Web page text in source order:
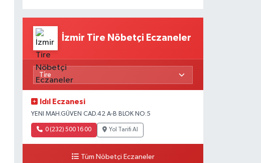
İzmir Tire Nöbetçi Eczaneler
Idıl Eczanesi
YENI MAH.GÜVEN CAD.42 A-B BLOK NO:5
0 (232) 500 16 00 Yol Tarifi Al
Tüm Nöbetçi Eczaneler